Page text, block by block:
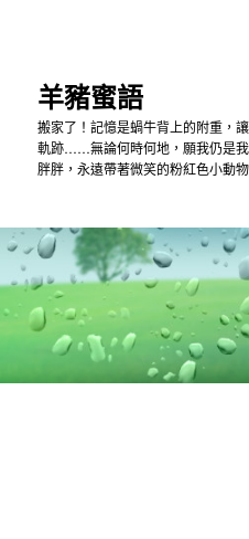
羊豬蜜語
搬家了！記憶是蝸牛背上的附重，
軌跡……無論何時何地，願我仍是
胖胖，永遠帶著微笑的粉紅色小動物